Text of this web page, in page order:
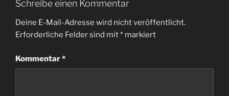
Schreibe einen Kommentar
Deine E-Mail-Adresse wird nicht veröffentlicht.
Erforderliche Felder sind mit* markiert
Kommentar*